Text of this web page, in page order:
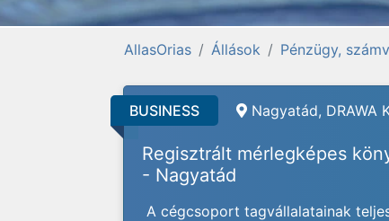
AllasOrias Állások Pénzügy,
BUSINESS Nagyatád, DRAWA
Regisztrált mérlegképes
- Nagyatád
A cégcsoport tagvállalatainak